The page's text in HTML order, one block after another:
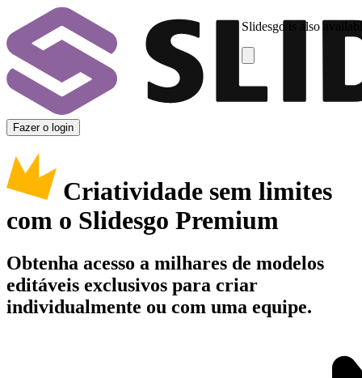
Slidesgo is also
Fazer o login
Criatividade sem limites
com o Slidesgo Premium
Obtenha acesso a milhares de modelos
editáveis exclusivos para criar
individualmente ou com uma equipe.